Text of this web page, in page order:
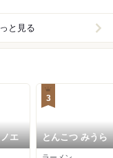
と見る
エ
3
とんこつ みうら